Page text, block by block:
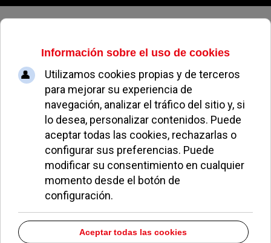
Jueves, 06 de agosto de 2026
El Ayuntamiento crea una base de
datos para coordinar y gestionar
la ayuda de los vecinos de
Pozuelo al pueblo ucraniano
BLAS BARRADO NOTICIAS DE POZUELO 11 MARZO 2022